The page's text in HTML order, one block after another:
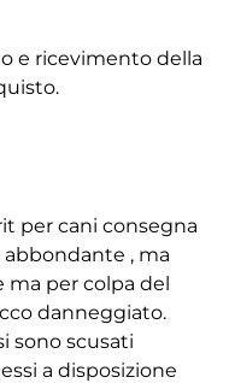
e ricevimento della
per cani consegna
, ma
ma per colpa del
danneggiato.
sono scusati
a disposizione